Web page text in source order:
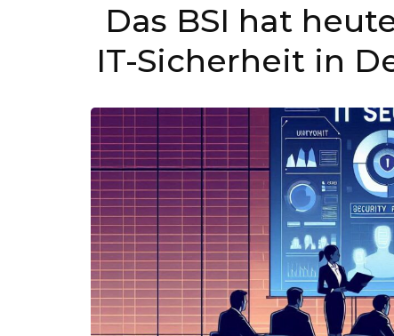
Das BSI hat
IT-Sicherheit in